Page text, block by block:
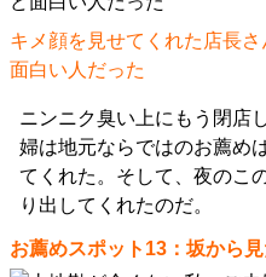
キメ顔を見せてくれた店長
面白い人だった
ニンニク臭い上にもう閉店
婦は地元ならではのお薦め
てくれた。そして、夜のこ
り出してくれたのだ。
お薦めスポット13：坂から